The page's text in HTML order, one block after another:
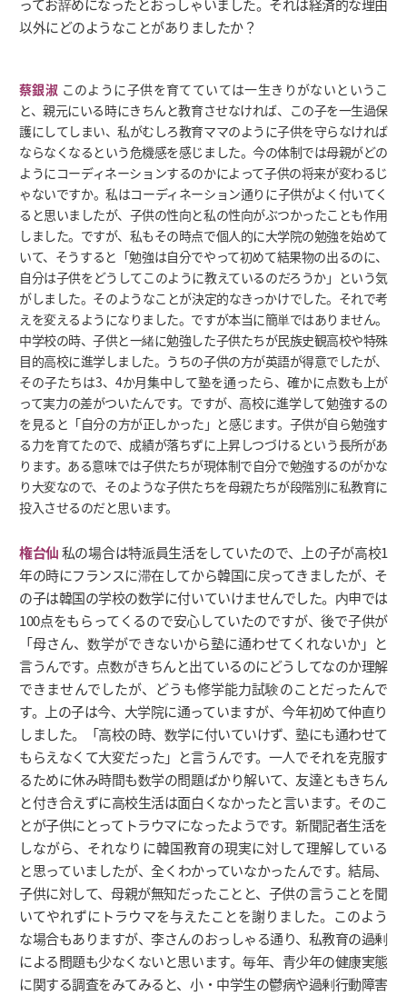
ってお辞めになったとおっしゃいました。それは経済的な理由
以外にどのようなことがありましたか？
蔡銀淑 このように子供を育てていては一生きりがないというこ
と、親元にいる時にきちんと教育させなければ、この子を一生過保
護にしてしまい、私がむしろ教育ママのように子供を守らなければ
ならなくなるという危機感を感じました。今の体制では母親がどの
ようにコーディネーションするのかによって子供の将来が変わるじ
ゃないですか。私はコーディネーション通りに子供がよく付いてく
ると思いましたが、子供の性向と私の性向がぶつかったことも作用
しました。ですが、私もその時点で個人的に大学院の勉強を始めて
いて、そうすると「勉強は自分でやって初めて結果物の出るのに、
自分は子供をどうしてこのように教えているのだろうか」という気
がしました。そのようなことが決定的なきっかけでした。それで考
えを変えるようになりました。ですが本当に簡単ではありません。
中学校の時、子供と一緒に勉強した子供たちが民族史観高校や特殊
目的高校に進学しました。うちの子供の方が英語が得意でしたが、
その子たちは3、4か月集中して塾を通ったら、確かに点数も上が
って実力の差がついたんです。ですが、高校に進学して勉強するの
を見ると「自分の方が正しかった」と感じます。子供が自ら勉強す
る力を育てたので、成績が落ちずに上昇しつづけるという長所があ
ります。ある意味では子供たちが現体制で自分で勉強するのがかな
り大変なので、そのような子供たちを母親たちが段階別に私教育に
投入させるのだと思います。
権台仙私の場合は特派員生活をしていたので、上の子が高校1
年の時にフランスに滞在してから韓国に戻ってきましたが、そ
の子は韓国の学校の数学に付いていけませんでした。内申では
100点をもらってくるので安心していたのですが、後で子供が
「母さん、数学ができないから塾に通わせてくれないか」と
言うんです。点数がきちんと出ているのにどうしてなのか理解
できませんでしたが、どうも修学能力試験のことだったんで
す。上の子は今、大学院に通っていますが、今年初めて仲直り
しました。「高校の時、数学に付いていけず、塾にも通わせて
もらえなくて大変だった」と言うんです。一人でそれを克服す
るために休み時間も数学の問題ばかり解いて、友達ともきちん
と付き合えずに高校生活は面白くなかったと言います。そのこ
とが子供にとってトラウマになったようです。新聞記者生活を
しながら、それなりに韓国教育の現実に対して理解している
と思っていましたが、全くわかっていなかったんです。結局、
子供に対して、母親が無知だったことと、子供の言うことを聞
いてやれずにトラウマを与えたことを謝りました。このよう
な場合もありますが、李さんのおっしゃる通り、私教育の過剰
による問題も少なくないと思います。毎年、青少年の健康実態
に関する調査をみてみると、小・中学生の鬱病や過剰行動障害